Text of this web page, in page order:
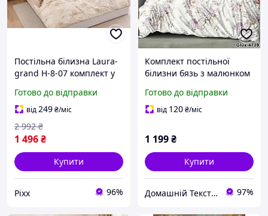
Постільна білизна Laura-
grand Н-8-07 комплект у
витонченим квітковим
малюнком підодіяльник
200×230 см
Готово до відправки
від249₴/міс
1 496₴
2 992 ₴
Купити
Pixx 96%
Комплект постільної
білизни бязь з малюнком
Готово до відправки
від 120₴/міс
1 199₴
Купити
Домашній Текстиль 97%